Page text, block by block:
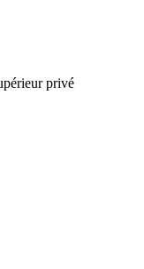
privé